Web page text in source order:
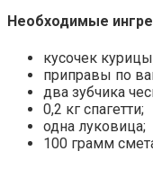
Необходимые
кусочек
приправы по
два зубчика
0,2 кг спагетти;
одна луковица;
100 грамм